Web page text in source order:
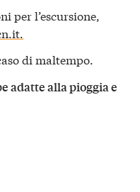
per l’escursione,
di maltempo.
adatte alla pioggia e